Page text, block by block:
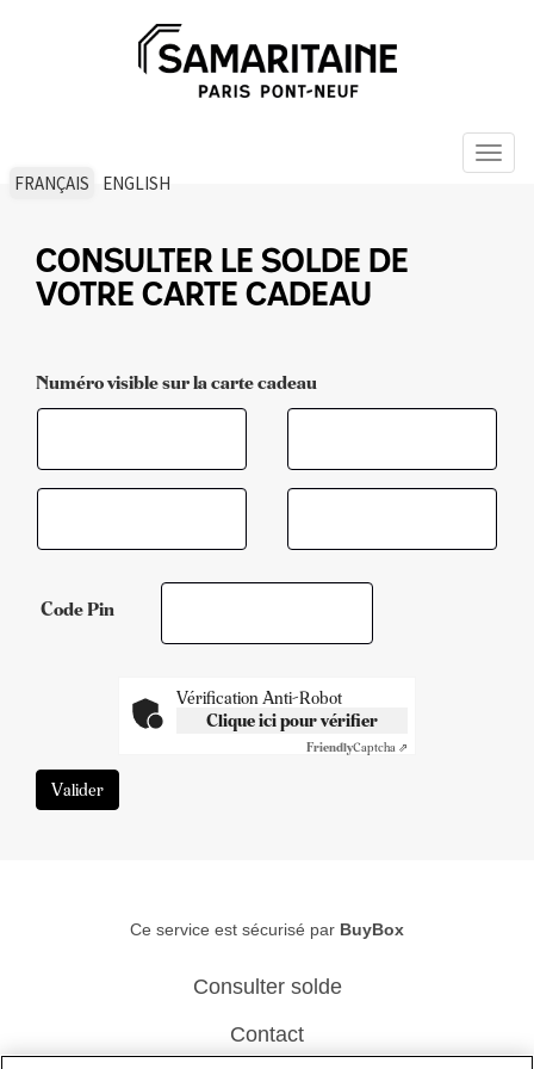
FRANÇAIS ENGLISH
Consulter le solde de
votre carte cadeau
Numéro visible sur la carte cadeau
Code Pin
Vérification Anti-Robot
Clique ici pour vérifier
FriendlyCaptcha ⇗
Ce service est sécurisé par BuyBox
Consulter solde
Contact